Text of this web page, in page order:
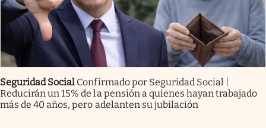
Seguridad Social Confirmado por Seguridad Social |
Reducirán un 15% de la pensión a quienes hayan trabajado
más de 40 años, pero adelanten su jubilación